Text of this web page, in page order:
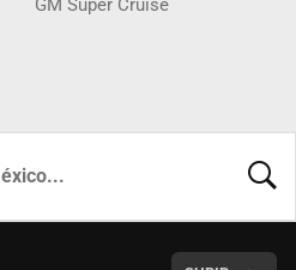
GM Super Cruise